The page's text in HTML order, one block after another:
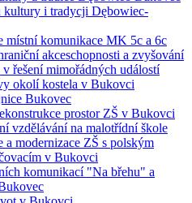
kultury i tradycji Dębowiec-
místní komunikace MK 5c a 6c
akceschopnosti a zvyšování
řešení mimořádných událostí
okolí kostela v Bukovci
Bukovec
prostor ZŠ v Bukovci
vzdělávání na malotřídní škole
a modernizace ZŠ s polským
v Bukovci
komunikací "Na břehu" a